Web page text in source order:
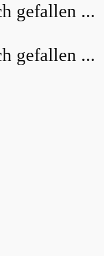
gefallen ...
gefallen ...